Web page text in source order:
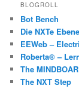
BLOGROLL
Bot Bench
Die NXTe Ebene
EEWeb –
Roberta® –
The
The NXT Step